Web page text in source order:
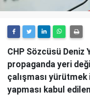
CHP Sözcüsü Deniz
propaganda yeri
çalışması
yapması kabul